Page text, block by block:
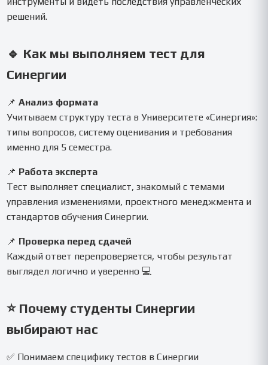
решений.
🔹 Как мы выполняем тест для
Синергии
📌Анализ формата
Учитываем структуру теста в Университете «Синергия»:
типы вопросов, систему оценивания и требования
именно для 5 семестра.
📌 Работа эксперта
Тест выполняет специалист, знакомый с темами
управления изменениями, проектного менеджмента и
стандартов обучения Синергии.
📌 Проверка перед сдачей
Каждый ответ перепроверяется, чтобы результат
выглядел логично и уверенно 💻
⭐ Почему студенты Синергии
выбирают нас
✅ Понимаем специфику тестов в Синергии